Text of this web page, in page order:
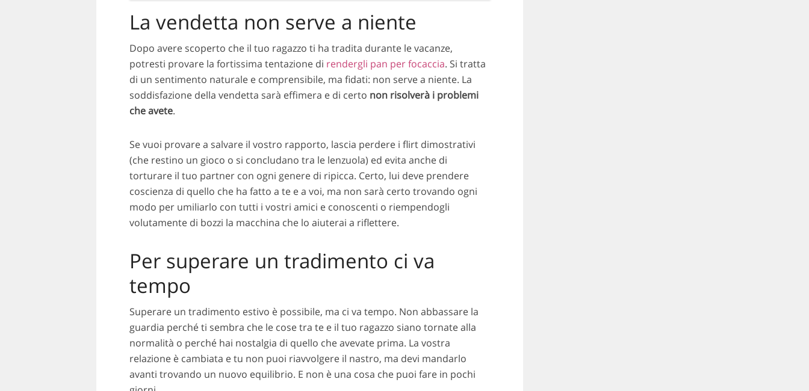
La vendetta non serve a niente
Dopo avere scoperto che il tuo ragazzo ti ha tradita durante le vacanze,
potresti provare la fortissima tentazione di rendergli pan per focaccia. Si tratta
di un sentimento naturale e comprensibile, ma fidati: non serve a niente. La
soddisfazione della vendetta sarà effimera e di certo non risolverà i problemi
che avete.
Se vuoi provare a salvare il vostro rapporto, lascia perdere i flirt dimostrativi
(che restino un gioco o si concludano tra le lenzuola) ed evita anche di
torturare il tuo partner con ogni genere di ripicca. Certo, lui deve prendere
coscienza di quello che ha fatto a te e a voi, ma non sarà certo trovando ogni
modo per umiliarlo con tutti i vostri amici e conoscenti o riempendogli
volutamente di bozzi la macchina che lo aiuterai a riflettere.
Per superare un tradimento ci va
tempo
Superare un tradimento estivo è possibile, ma ci va tempo. Non abbassare la
guardia perché ti sembra che le cose tra te e il tuo ragazzo siano tornate alla
normalità o perché hai nostalgia di quello che avevate prima. La vostra
relazione è cambiata e tu non puoi riavvolgere il nastro, ma devi mandarlo
avanti trovando un nuovo equilibrio. E non è una cosa che puoi fare in pochi